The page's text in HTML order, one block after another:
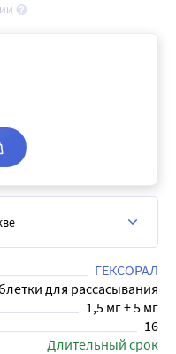
ГЕКСОРАЛ
для рассасывания
1,5 мг + 5 мг
16
Длительный срок